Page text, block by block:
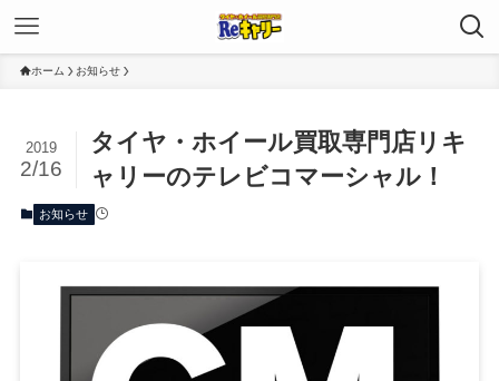
ホーム お知らせ
タイヤ・ホイール買取専門店リキ
ャリーのテレビコマーシャル！
2019
2/16
お知らせ